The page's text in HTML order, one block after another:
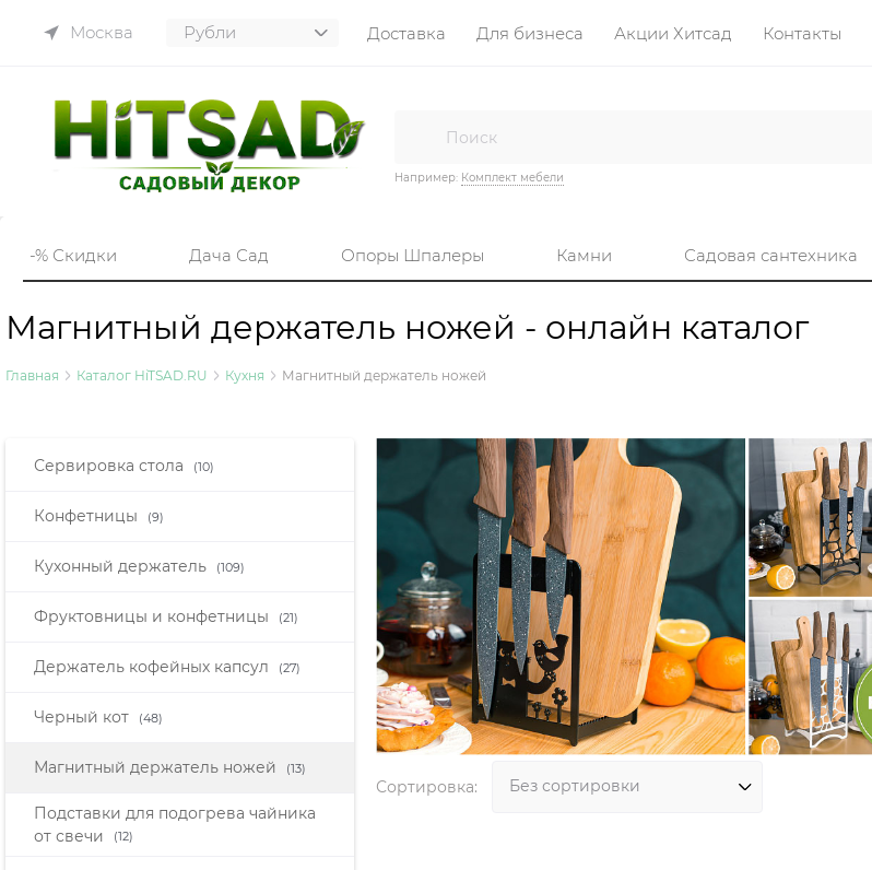
Москва Доставка Для бизнеса Акции Хитсад Контакты
Например: Комплект мебели
-% Скидки Дача Сад Опоры Шпалеры Камни Садовая сантехника
Магнитный держатель ножей - онлайн каталог
Главная Каталог HiTSAD.RU Кухня Магнитный держатель ножей
Сервировка стола (10)
Конфетницы (9)
Кухонный держатель (109)
Фруктовницы и конфетницы (21)
Держатель кофейных капсул (27)
Черный кот (48)
Магнитный держатель ножей (13)
Подставки для подогрева чайника
от свечи
(12)
Сортировка: